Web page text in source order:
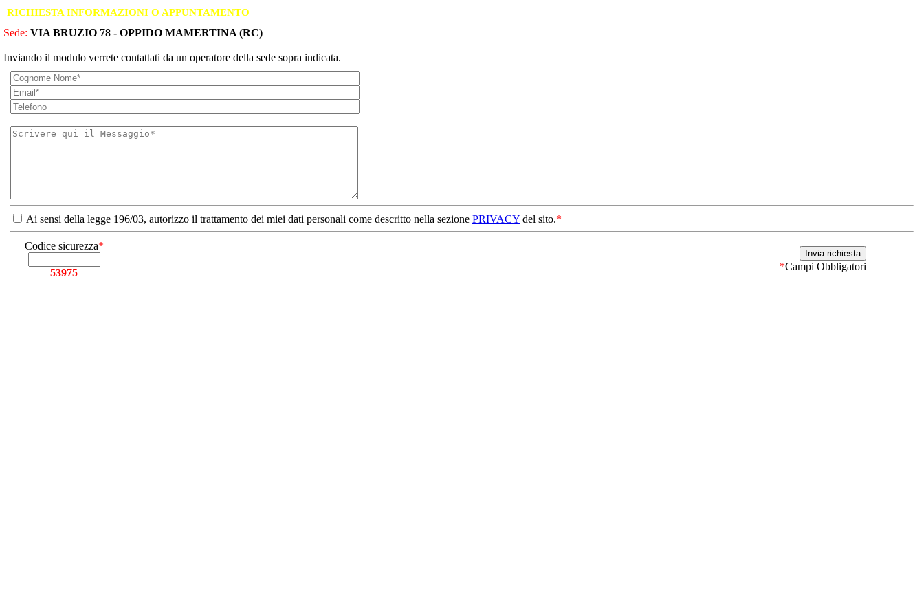
RICHIESTA INFORMAZIONI O APPUNTAMENTO
Sede: VIA BRUZIO 78 - OPPIDO MAMERTINA (RC)
Inviando il modulo verrete contattati da un operatore della sede sopra indicata.
Ai sensi della legge 196/03, autorizzo il trattamento dei miei dati personali come descritto nella sezione PRIVACY del sito.*
Codice sicurezza*
53975
*Campi Obbligatori